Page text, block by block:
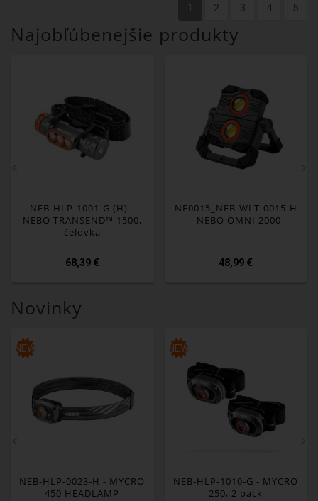
2 3 4 5
Najobľúbenejšie produkty
NEB-HLP-1001-G (H) -
NEBO TRANSEND™ 1500,
čelovka
68,39 €
NE0015_NEB-WLT-0015-H
- NEBO OMNI 2000
48,99 €
Novinky
NEW
NEB-HLP-0023-H - MYCRO
450 HEADLAMP
NEW
NEB-HLP-1010-G - MYCRO
250, 2 pack